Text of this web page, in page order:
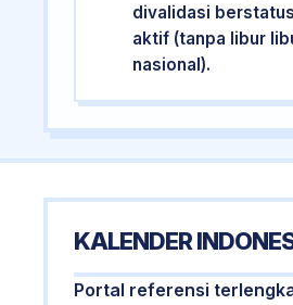
divalidasi
aktif (tanpa libur
nasional).
KALENDER
Portal referensi